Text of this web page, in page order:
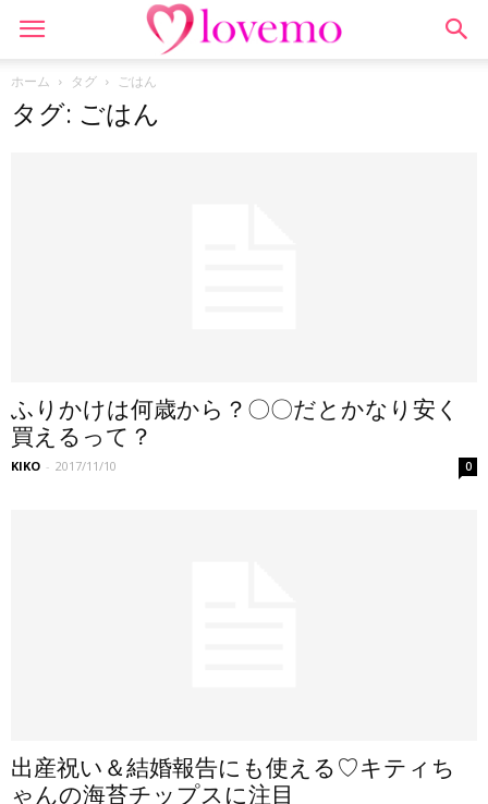
ホーム タグ ごはん
タグ: ごはん
ふりかけは何歳から？〇〇だとかなり安く
買えるって？
KIKO - 2017/11/10 0
出産祝い＆結婚報告にも使える♡キティち
ゃんの海苔チップスに注目